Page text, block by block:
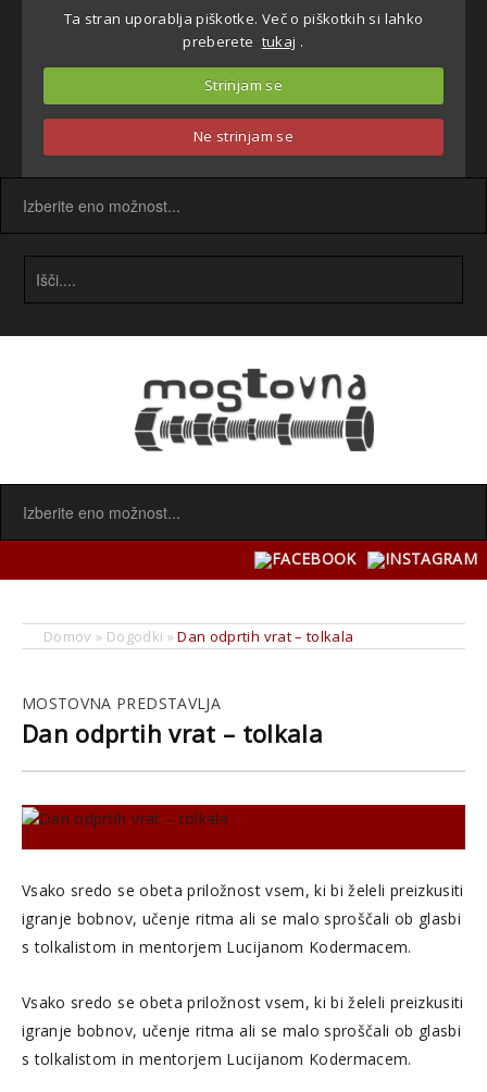
Ta stran uporablja piškotke. Več o piškotkih si lahko
preberete tukaj .
Strinjam se
Ne strinjam se
Domov » Dogodki »Dan odprtih vrat – tolkala
MOSTOVNA PREDSTAVLJA
Dan odprtih vrat – tolkala
Vsako sredo se obeta priložnost vsem, ki bi želeli preizkusiti
igranje bobnov, učenje ritma ali se malo sproščali ob glasbi
s tolkalistom in mentorjem Lucijanom Kodermacem.
Vsako sredo se obeta priložnost vsem, ki bi želeli preizkusiti
igranje bobnov, učenje ritma ali se malo sproščali ob glasbi
s tolkalistom in mentorjem Lucijanom Kodermacem.